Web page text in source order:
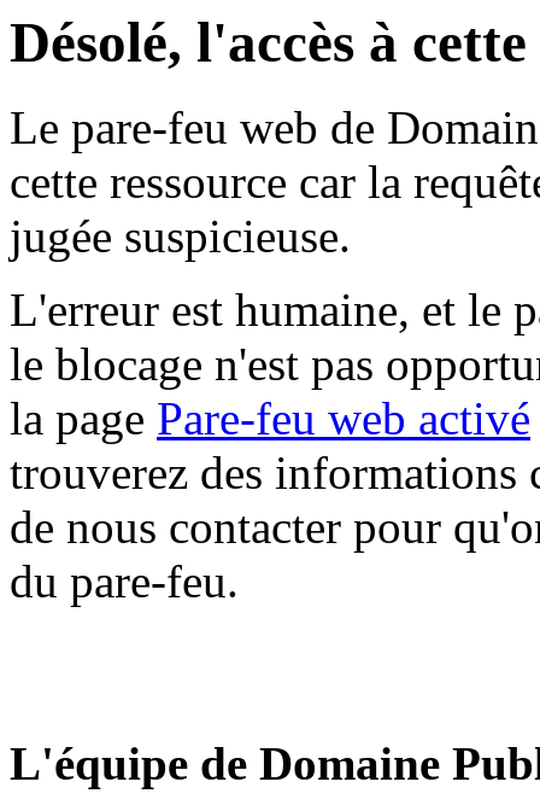
Désolé, l'accès à
Le pare-feu web de
cette ressource car la
jugée suspicieuse.
L'erreur est humaine, et le
le blocage n'est pas
la page Pare-feu web activé
trouverez des informations
de nous contacter pour
du pare-feu.
L'équipe de Domaine